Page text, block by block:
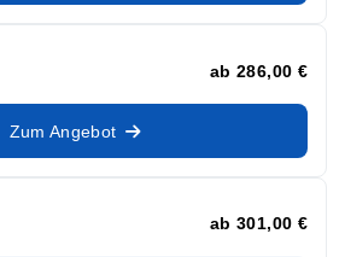
ab 286,00 €
Zum Angebot
ab 301,00 €